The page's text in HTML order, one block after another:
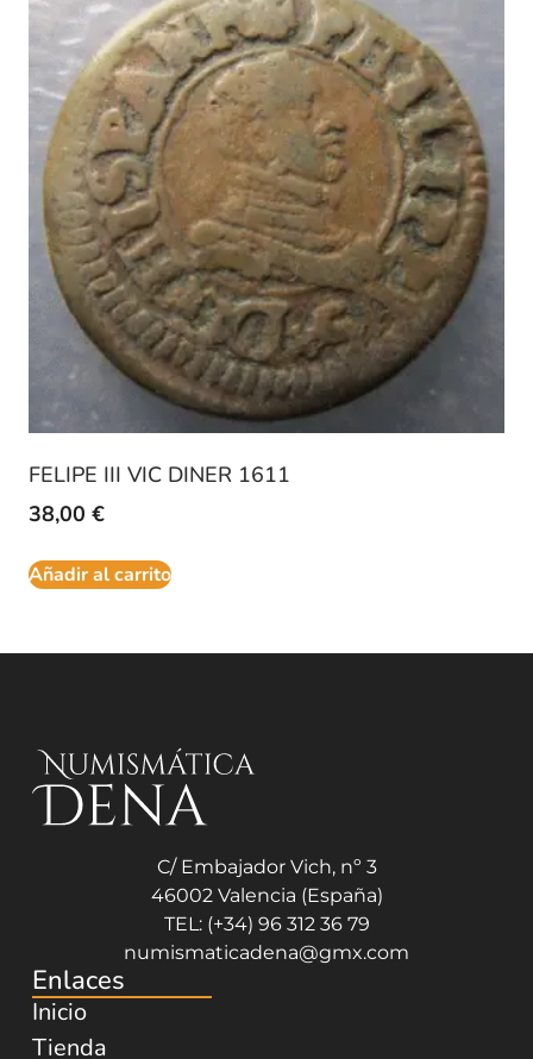
FELIPE III VIC DINER 1611
38,00 €
Añadir al carrito
C/ Embajador Vich, nº 3
46002 Valencia (España)
TEL: (+34) 96 312 36 79
numismaticadena@gmx.com
Enlaces
Inicio
Tienda